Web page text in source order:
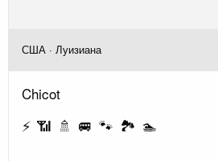
США · Луизиана
Chicot
⚡ 📶 🚿 🚐 🐾 🏞️ 🏊